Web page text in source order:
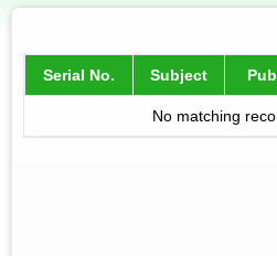
Serial No. Subject
No matching